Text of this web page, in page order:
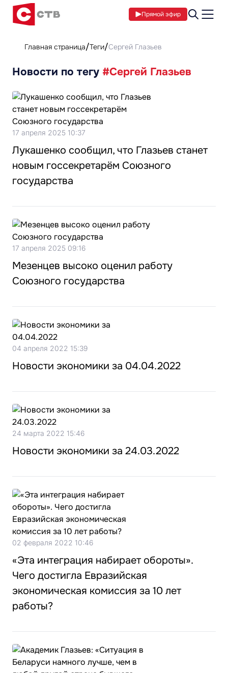
Прямой эфир
Главная страница Теги Сергей Глазьев
Новости по тегу #Сергей Глазьев
17 апреля 2025 10:37
Лукашенко сообщил, что Глазьев станет
новым госсекретарём Союзного
государства
17 апреля 2025 09:16
Мезенцев высоко оценил работу
Союзного государства
04 апреля 2022 15:39
Новости экономики за 04.04.2022
24 марта 2022 15:46
Новости экономики за 24.03.2022
02 февраля 2022 10:46
«Эта интеграция набирает обороты».
Чего достигла Евразийская
экономическая комиссия за 10 лет
работы?